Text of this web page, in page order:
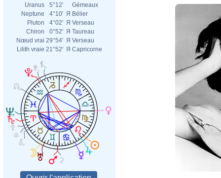
Uranus
5°12'
Gémeaux
Neptune
4°10' Я Bélier
Pluton
4°02' Я Verseau
Chiron
0°52' Я Taureau
Nœud vrai 29°54' Я Verseau
Lilith vraie 21°52' Я Capricorne